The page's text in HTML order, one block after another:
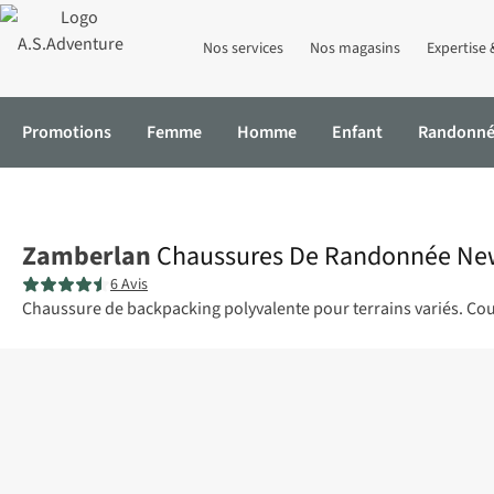
Nos services Nos magasins Expertise
Promotions Femme Homme Enfant
Zamberlan Chaussures De Randonnée
6 Avis
Chaussure de backpacking polyvalente pour terrains variés.